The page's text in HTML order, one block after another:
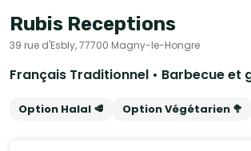
Rubis Receptions
39 rue d'Esbly, 77700 Magny-le-Hongre
Option Halal 🥩 Option Végétarien 🥦